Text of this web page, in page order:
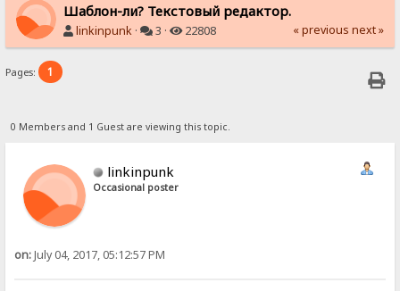
Шаблон-ли? Текстовый редактор.
linkinpunk · 3 · 22808 « previous next »
Pages: 1
0 Members and 1 Guest are viewing this topic.
linkinpunk
Occasional poster
on:July 04, 2017, 05:12:57 PM